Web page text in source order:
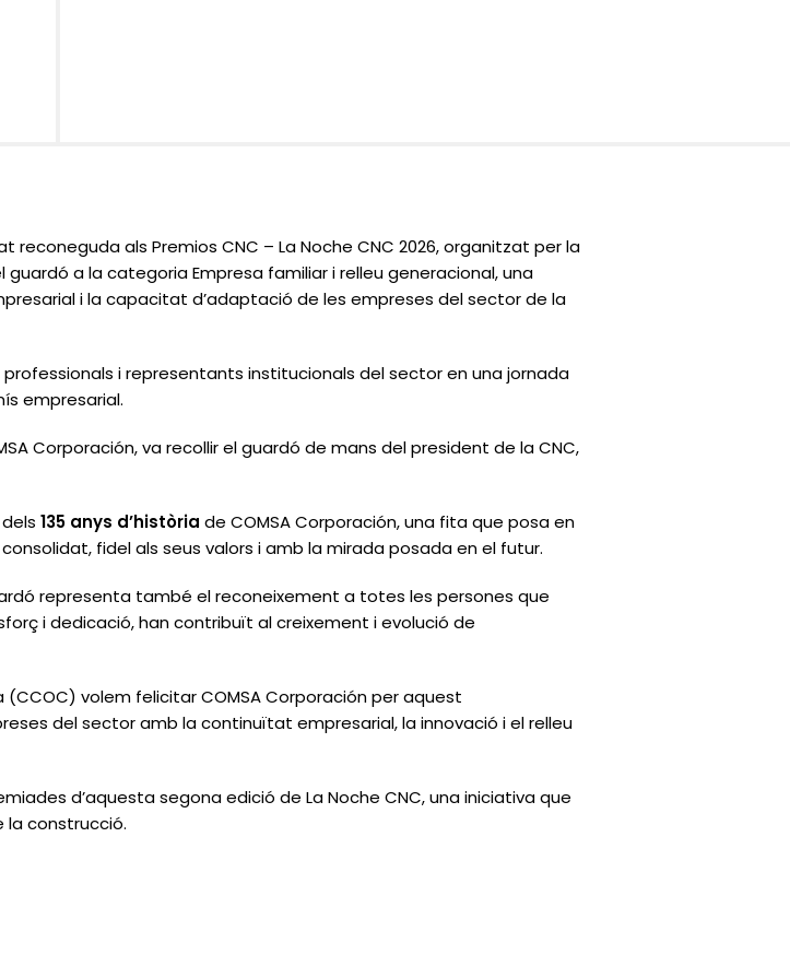
reconeguda als Premios CNC – La Noche CNC 2026, organitzat per la
guardó a la categoriaEmpresa familiar i relleu generacional, una
i la capacitat d’adaptació de les empreses del sector de la
professionals i representants institucionals del sector en una jornada
empresarial.
Corporación, va recollir el guardó de mans del president de la CNC,
dels135 anys d’història de COMSA Corporación, una fita que posa en
fidel als seus valors i amb la mirada posada en el futur.
representa també el reconeixement a totes les persones que
i dedicació, han contribuït al creixement i evolució de
volem felicitar COMSA Corporación per aquest
del sector amb la continuïtat empresarial, la innovació i el relleu
d’aquesta segona edició de La Noche CNC, una iniciativa que
la construcció.